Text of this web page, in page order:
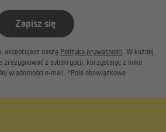
Zapisz się
akceptujesz naszą Polityka prywatności. W każdej
zrezygnować z subskrypcji, korzystając z linku
wiadomości e-mail. *Pole obowiązkowe